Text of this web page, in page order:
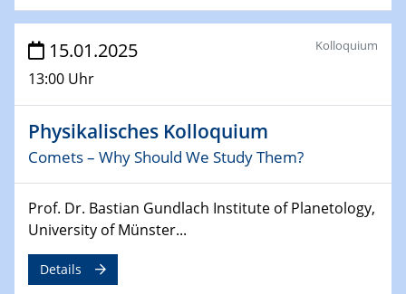
WIN & CENIDE Seminar Series on 2D-
MATURE
Sfb-trr247-all Seminar
18.03.2025 - 19.03.2025
Kooperationsseminar
21.03.2025
EIC Pathfinder
EU funding for early stage scientific, technological or
15.01.2025
13:00 Uhr
Kolloquium
Physikalisches Kolloquium
Comets – Why Should We Study Them?
Prof. Dr. Bastian Gundlach Institute of Planetology,
University of Münster...
Details